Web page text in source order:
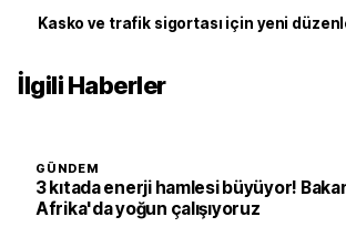
Kasko ve trafik sigortası için yeni
İlgili Haberler
GÜNDEM
3 kıtada enerji hamlesi büyüyor!
Afrika'da yoğun çalışıyoruz